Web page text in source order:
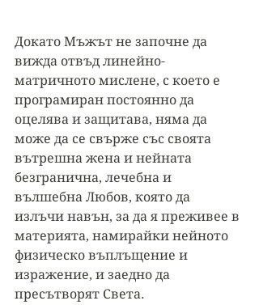
Докато Мъжът не започне да
вижда отвъд линейно-
матричното мислене, с което е
програмиран постоянно да
оцелява и защитава, няма да
може да се свърже със своята
вътрешна жена и нейната
безгранична, лечебна и
вълшебна Любов, която да
излъчи навън, за да я преживее в
материята, намирайки нейното
физическо въплъщение и
изражение, и заедно да
пресътворят Света.